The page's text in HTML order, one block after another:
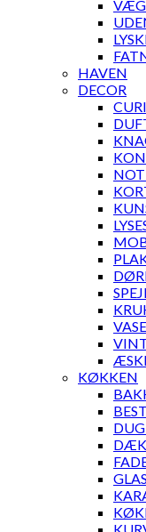
HAVEN
DECOR
KØKKEN